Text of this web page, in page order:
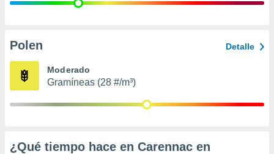
publicidad
de
Polen Detalle
Moderado
Gramíneas (28 #/m³)
¿Qué tiempo hace en Carennac en